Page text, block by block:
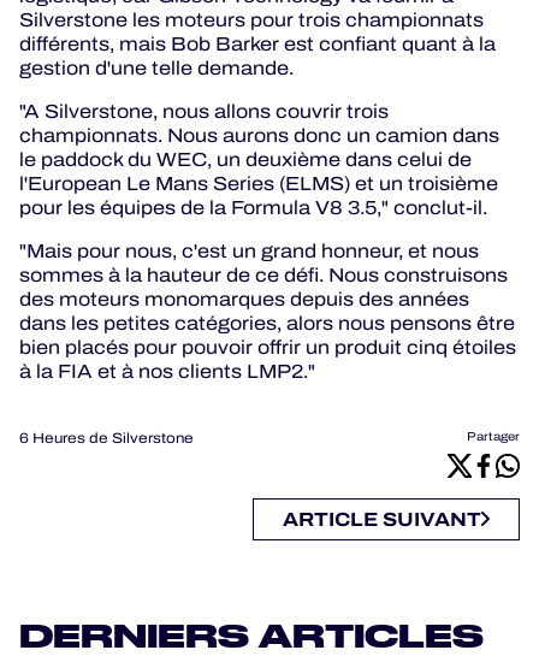
Silverstone les moteurs pour trois championnats
différents, mais Bob Barker est confiant quant à la
gestion d'une telle demande.
"A Silverstone, nous allons couvrir trois
championnats. Nous aurons donc un camion dans
le paddock du WEC, un deuxième dans celui de
l'European Le Mans Series (ELMS) et un troisième
pour les équipes de la Formula V8 3.5," conclut-il.
"Mais pour nous, c'est un grand honneur, et nous
sommes à la hauteur de ce défi. Nous construisons
des moteurs monomarques depuis des années
dans les petites catégories, alors nous pensons être
bien placés pour pouvoir offrir un produit cinq étoiles
à la FIA et à nos clients LMP2."
6 Heures de Silverstone Partager
ARTICLE SUIVANT
DERNIERS ARTICLES